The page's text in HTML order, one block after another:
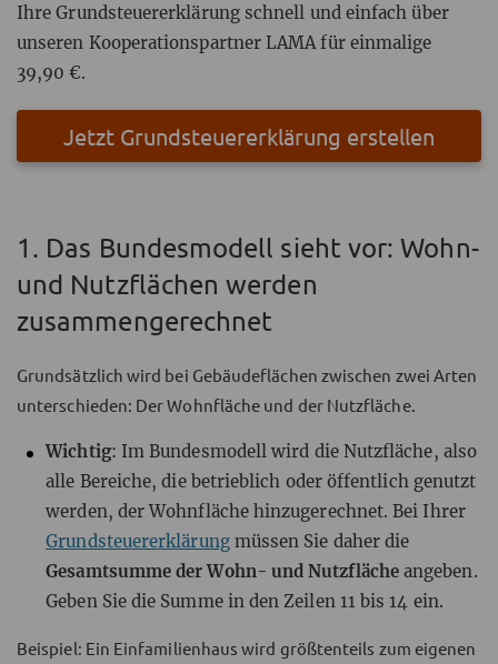
Ihre Grundsteuererklärung schnell und einfach über
unseren Kooperationspartner LAMA für einmalige
39,90 €.
Jetzt Grundsteuererklärung erstellen
1. Das Bundesmodell sieht vor: Wohn-
und Nutzflächen werden
zusammengerechnet
Grundsätzlich wird bei Gebäudeflächen zwischen zwei Arten
unterschieden: Der Wohnfläche und der Nutzfläche.
Wichtig: Im Bundesmodell wird die Nutzfläche, also
alle Bereiche, die betrieblich oder öffentlich genutzt
werden, der Wohnfläche hinzugerechnet. Bei Ihrer
Grundsteuererklärungmüssen Sie daher die
Gesamtsumme der Wohn- und Nutzflächeangeben.
Geben Sie die Summe in den Zeilen 11 bis 14 ein.
Beispiel: Ein Einfamilienhaus wird größtenteils zum eigenen